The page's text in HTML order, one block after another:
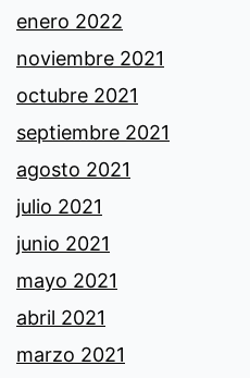
enero 2022
noviembre 2021
octubre 2021
septiembre 2021
agosto 2021
julio 2021
junio 2021
mayo 2021
abril 2021
marzo 2021